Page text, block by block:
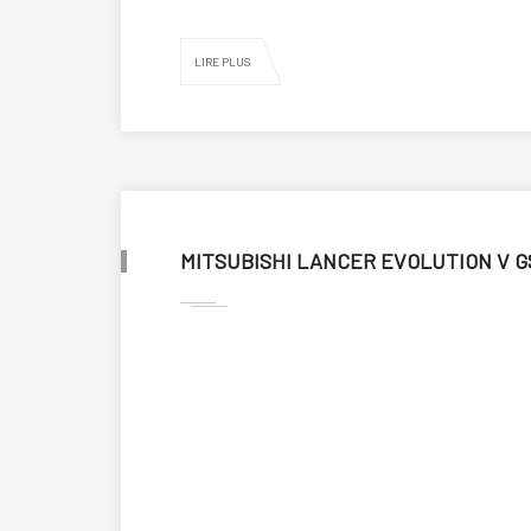
LIRE PLUS
MITSUBISHI LANCER EVOLUTION V